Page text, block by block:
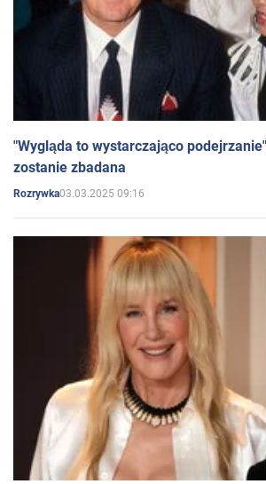
"Wygląda to wystarczająco
zostanie zbadana
Rozrywka03.03.2025 09:16